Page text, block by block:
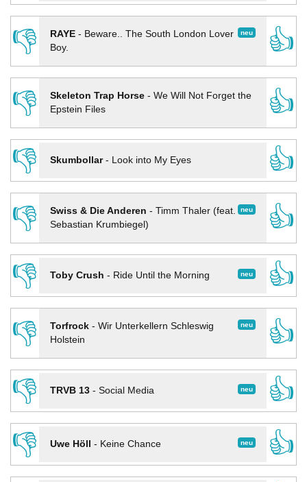
👎
neu
RAYE- Beware.. The South London Lover
Boy.
👍
👎 Skeleton Trap Horse- We Will Not Forget the
Epstein Files
👍
👎
Skumbollar- Look into My Eyes
👍
👎
neu
Swiss & Die Anderen - Timm Thaler (feat.
Sebastian Krumbiegel)
👍
👎
neu
Toby Crush - Ride Until the Morning
👍
👎
neu
Torfrock- Wir Unterkellern Schleswig
Holstein
👍
👎
neu
TRVB 13- Social Media
👍
👎
neu
Uwe Höll - Keine Chance
👍